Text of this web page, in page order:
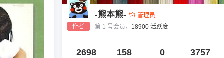
作者
-熊本熊-
管理员
第 1 号会员， 18900 活跃度
2698 158 0 3757